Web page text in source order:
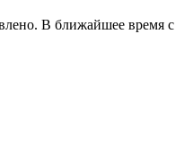
В ближайшее время с